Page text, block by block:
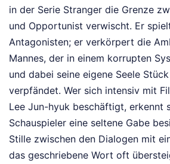
in der Serie Stranger die Grenze
und Opportunist verwischt. Er
Antagonisten; er verkörpert die
Mannes, der in einem korrupten
und dabei seine eigene Seele
verpfändet. Wer sich intensiv mit
Lee Jun-hyuk beschäftigt, erkennt
Schauspieler eine seltene Gabe
Stille zwischen den Dialogen mit
das geschriebene Wort oft